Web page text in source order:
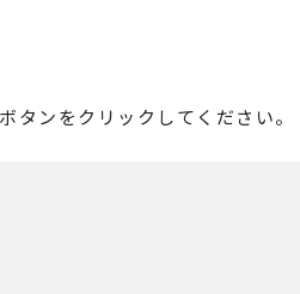
タンをクリックしてください。